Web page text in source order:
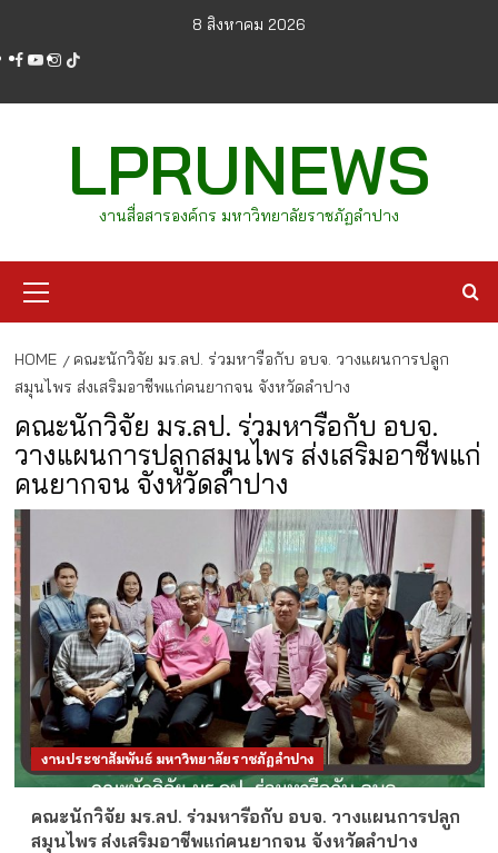
content
8 สิงหาคม 2026
facebook
youtube
instagram
tiktok
LPRUNEWS
งานสื่อสารองค์กร มหาวิทยาลัยราชภัฏลำปาง
Menu
HOME
คณะนักวิจัย มร.ลป. ร่วมหารือกับ อบจ. วางแผนการปลูก
สมุนไพร ส่งเสริมอาชีพแก่คนยากจน จังหวัดลำปาง
คณะนักวิจัย มร.ลป. ร่วมหารือกับ อบจ.
วางแผนการปลูกสมุนไพร ส่งเสริมอาชีพแก่
คนยากจน จังหวัดลำปาง
งานประชาสัมพันธ์ มหาวิทยาลัยราชภัฏลำปาง
คณะนักวิจัย มร.ลป. ร่วมหารือกับ อบจ. วางแผนการปลูก
สมุนไพร ส่งเสริมอาชีพแก่คนยากจน จังหวัดลำปาง